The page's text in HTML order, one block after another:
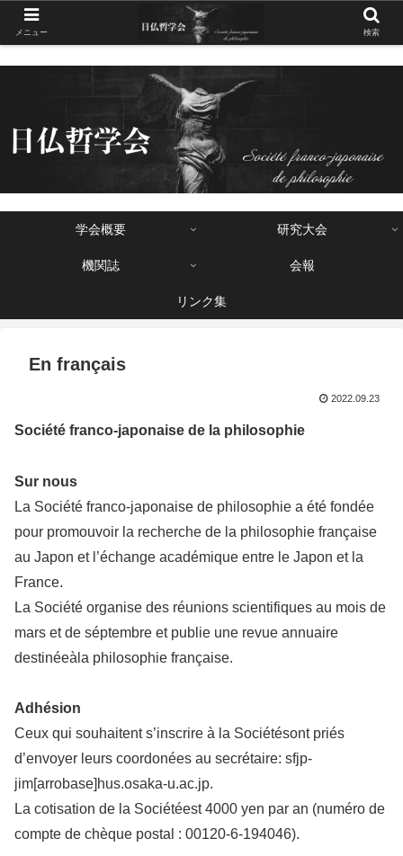
学会概要 研究大会
機関誌 会報
リンク集
En français
2022.09.23
Société franco-japonaise de la philosophie
Sur nous
La Société franco-japonaise de philosophie a été fondée
pour promouvoir la recherche de la philosophie française
au Japon et l’échange académique entre le Japon et la
France.
La Société organise des réunions scientifiques au mois de
mars et de séptembre et publie une revue annuaire
destinéeàla philosophie française.
Adhésion
Ceux qui souhaitent s’inscrire à la Sociétésont priés
d’envoyer leurs coordonées au secrétaire: sfjp-
jim[arrobase]hus.osaka-u.ac.jp.
La cotisation de la Sociétéest 4000 yen par an (numéro de
compte de chèque postal : 00120-6-194046).
メニュー 検索